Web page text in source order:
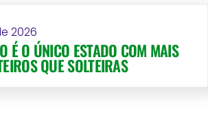
2026
É O ÚNICO ESTADO COM MAIS
QUE SOLTEIRAS